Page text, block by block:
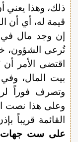
ذلك، وهذا يعني
قيمة له، أي أن
إن وجد مال
تُرعى الشؤون،
اقتضى الأمر
بيت المال،
وتصرف فوراً
القائمة قريباً
على ست جهات